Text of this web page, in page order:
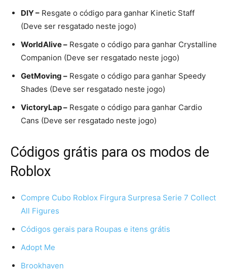
DIY – Resgate o código para ganhar Kinetic Staff
(Deve ser resgatado neste jogo)
WorldAlive – Resgate o código para ganhar Crystalline
Companion (Deve ser resgatado neste jogo)
GetMoving – Resgate o código para ganhar Speedy
Shades (Deve ser resgatado neste jogo)
VictoryLap – Resgate o código para ganhar Cardio
Cans (Deve ser resgatado neste jogo)
Códigos grátis para os modos de
Roblox
Compre Cubo Roblox Firgura Surpresa Serie 7 Collect
All Figures
Códigos gerais para Roupas e itens grátis
Adopt Me
Brookhaven